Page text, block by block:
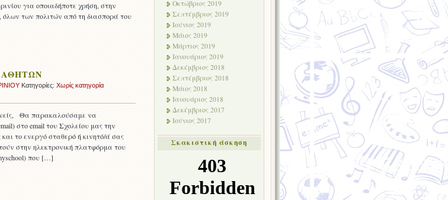
για οποιαδήποτε χρήση, στην
όλων των πολιτών από τη διασπορά του
Κατηγορίες: Χωρίς κατηγορία
Θα παρακαλούσαμε να
στο email του Σχολείου μας την
το ενεργό σταθερό ή κινητό/ά σας
στην ηλεκτρονική πλατφόρμα του
που […]
Οκτώβριος 2019
Σεπτέμβριος 2019
Ιούνιος 2019
Μάιος 2019
Μάρτιος 2019
Ιανουάριος 2019
Δεκέμβριος 2018
Σεπτέμβριος 2018
Μάιος 2018
Ιανουάριος 2018
Δεκέμβριος 2017
Ιούνιος 2017
Σκακιστική άσκηση